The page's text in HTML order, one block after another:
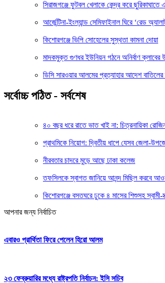
সিরাজগঞ্জে ফুটবল খেলাকে কেন্দ্র করে
আর্জেন্টিনা-ইংল্যান্ড সেমিফাইনাল ঘিরে ‘রেড
কিশোরগঞ্জে ভিপি সোহেলের সুস্থতা কামনা দোয়া
মাদকমুক্ত গুণধর ইউনিয়ন গঠনে অনির্বাণ
ডিসি সারওয়ার আলমের প্রত্যাহার আদেশ বাতিলের
সর্বোচ্চ পঠিত - সর্বশেষ
৪০ বছর ধরে রাতে ভাত খাই না: চিত্রনায়িকা
প্রাথমিকে নিয়োগ: দ্বিতীয় ধাপে যেসব জেলা-
নীরবতার চাদরে মুড়ে আছে ঢাকা কলেজ
তফসিলকে স্বাগত জানিয়ে আনন্দ মিছিল করবে
কিশোরগঞ্জে বসতঘরে ঢুকে ৪ মাসের শিশুসহ
আপনার জন্য নির্বাচিত
এবারও প্রার্থিতা ফিরে পেলেন হিরো আলম
২৩ ফেব্রুয়ারির মধ্যে রাষ্ট্রপতি নির্বাচন: ইসি সচিব